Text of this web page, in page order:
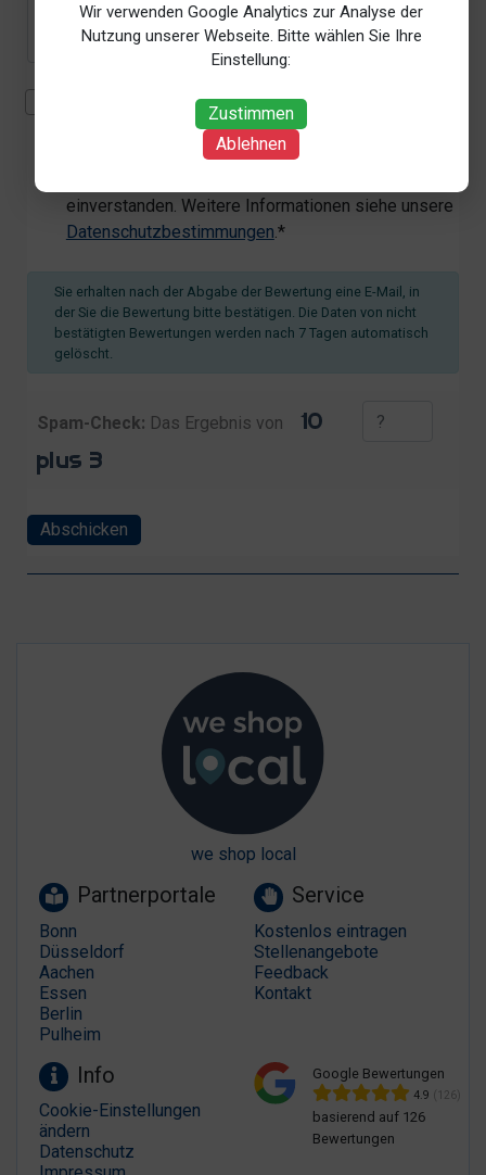
Wir verwenden Google Analytics zur Analyse der
Nutzung unserer Webseite. Bitte wählen Sie Ihre
Einstellung:
Zustimmen
Ablehnen
Mit der Erhebung, Verarbeitung und Nutzung meiner
personenbezogenen Daten (Angaben, Datum und
Uhrzeit der Bewertungsabgabe, Referrer-URL) zum
einverstanden. Weitere Informationen siehe unsere
Datenschutzbestimmungen.*
Sie erhalten nach der Abgabe der Bewertung eine E-Mail, in
der Sie die Bewertung bitte bestätigen. Die Daten von nicht
bestätigten Bewertungen werden nach 7 Tagen automatisch
gelöscht.
Spam-Check: Das Ergebnis von
Abschicken
we shop local
Partnerportale
Bonn
Düsseldorf
Aachen
Essen
Berlin
Pulheim
Service
Kostenlos eintragen
Stellenangebote
Feedback
Kontakt
Info
Cookie-Einstellungen
ändern
Datenschutz
Google Bewertungen
4.9 (126)
basierend auf 126
Bewertungen